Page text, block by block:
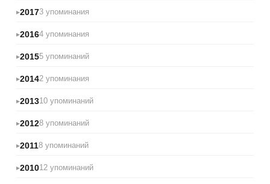
20173 упоминания
20164 упоминания
20155 упоминаний
20142 упоминания
201310 упоминаний
20128 упоминаний
20118 упоминаний
201012 упоминаний